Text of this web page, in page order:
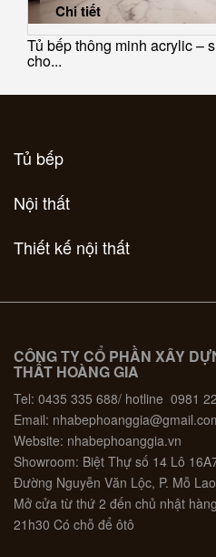
Tủ bếp thông minh acrylic –
cho...
Chi tiết
Tủ bếp
Nội thất
Thiết kế nội thất
CÔNG TY CỔ PHẦN XÂY
THẤT HOÀNG GIA
Tel: 0435 335 688/ hotline 0981
Email:
Website: nhabephoanggia.vn
Showroom: Biệt Thự số 14 Lô
Đường Nguyễn Văn Lộc, P. Mỗ
Mở cửa từ thứ 2 đến chủ nhật
21h30 Có chỗ để ôtô